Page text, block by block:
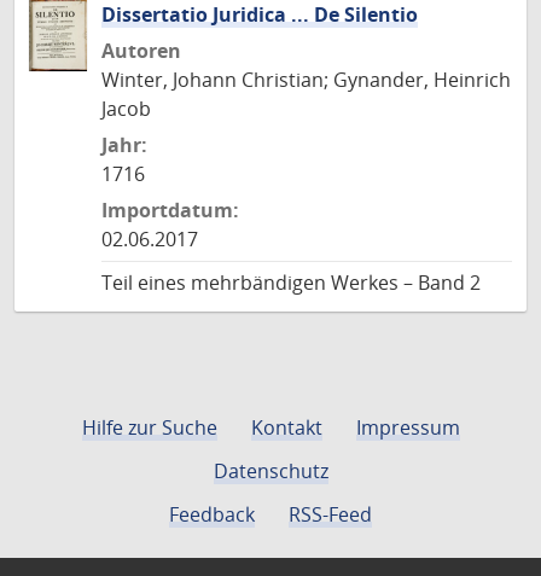
Dissertatio Juridica ... De Silentio
Autoren
Winter, Johann Christian; Gynander, Heinrich
Jacob
Jahr:
1716
Importdatum:
02.06.2017
Teil eines mehrbändigen Werkes – Band 2
Hilfe zur Suche Kontakt
Impressum
Datenschutz
Feedback
RSS-Feed